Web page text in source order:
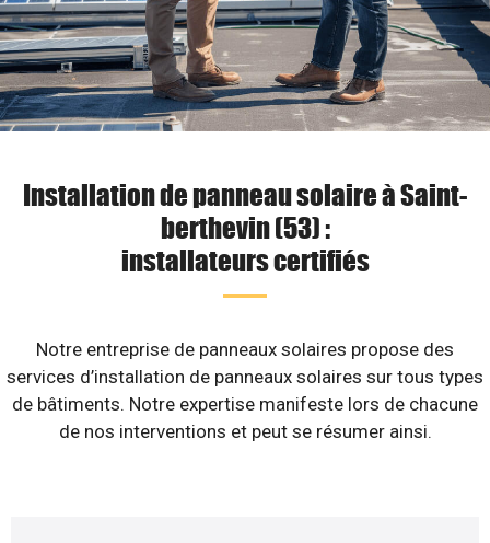
Installation de panneau solaire à Saint-
berthevin (53) :
installateurs certifiés
Notre entreprise de panneaux solaires propose des
services d’installation de panneaux solaires sur tous types
de bâtiments. Notre expertise manifeste lors de chacune
de nos interventions et peut se résumer ainsi.